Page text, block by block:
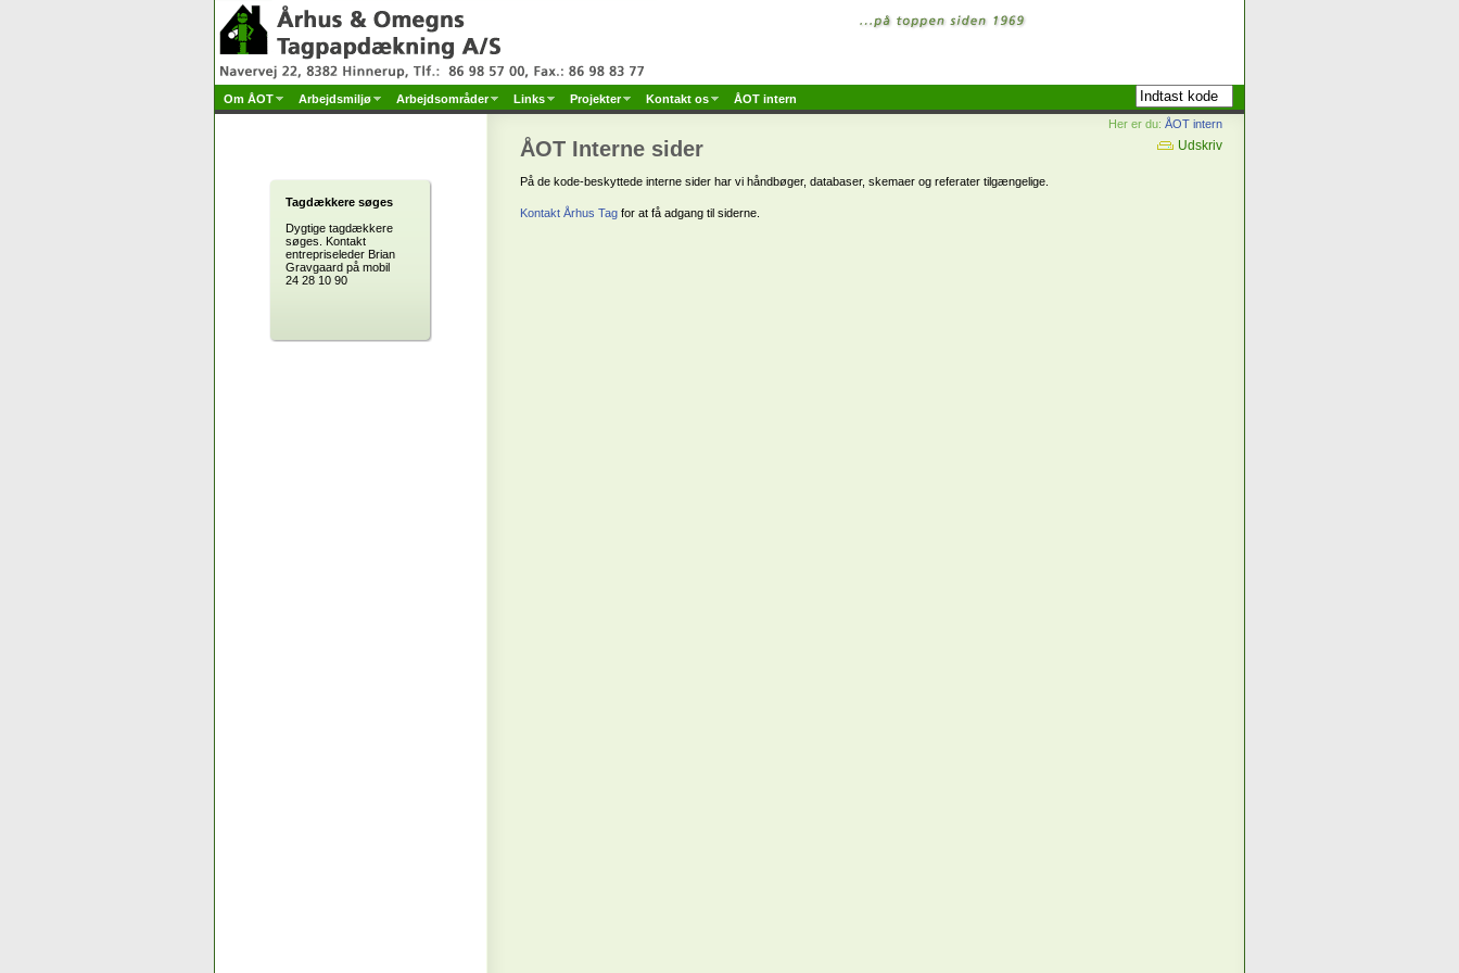
Om ÅOT Arbejdsmiljø Arbejdsområder Links Projekter Kontakt os ÅOT intern
Tagdækkere søges
Dygtige tagdækkere
søges. Kontakt
entrepriseleder Brian
Gravgaard på mobil
24 28 10 90
Her er du: ÅOT intern
Udskriv
ÅOT Interne sider
På de kode-beskyttede interne sider har vi håndbøger, databaser, skemaer og referater tilgængelige.
Kontakt Århus Tag for at få adgang til siderne.